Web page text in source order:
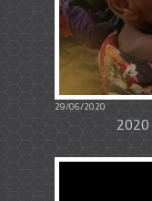
29/06/2020